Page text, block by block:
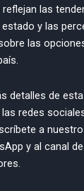
las
y las
las
detalles de
redes
a
y al canal